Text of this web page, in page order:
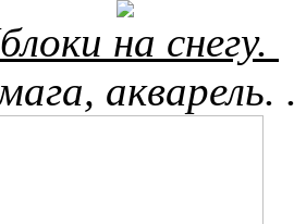
на снегу.
акварель.